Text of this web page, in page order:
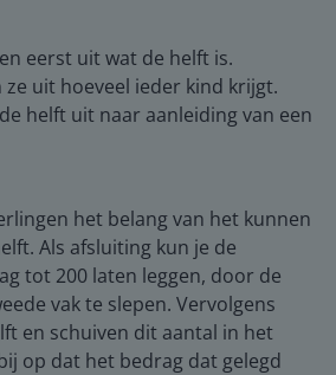
eerst uit wat de helft is.
uit hoeveel ieder kind krijgt.
helft uit naar aanleiding van een
het belang van het kunnen
Als afsluiting kun je de
tot 200 laten leggen, door de
vak te slepen. Vervolgens
en schuiven dit aantal in het
op dat het bedrag dat gelegd